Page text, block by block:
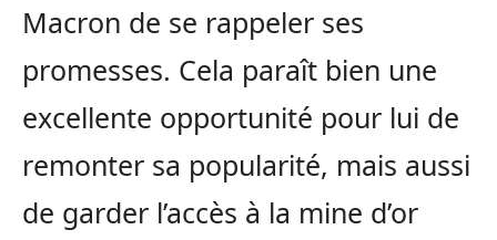
Macron de se rappeler ses
promesses. Cela paraît bien une
excellente opportunité pour lui de
remonter sa popularité, mais aussi
de garder l’accès à la mine d’or